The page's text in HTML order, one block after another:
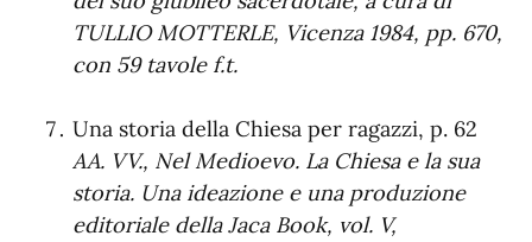
TULLIO MOTTERLE, Vicenza 1984, pp. 670,
con 59 tavole f.t.
Una storia della Chiesa per ragazzi, p. 62
AA. VV., Nel Medioevo. La Chiesa e la sua
storia. Una ideazione e una produzione
editoriale della Jaca Book, vol. V,